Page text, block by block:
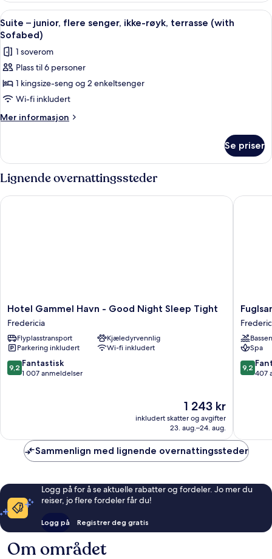
røyk
business,
1
dobbeltseng,
røyk
Åpne
alle
bildene
av
Suite
–
junior,
flere
røyk,
terrasse
(with
Sofabed)
Suite – junior, flere senger, ikke-
8
Suite – junior, flere senger, ikke-røyk, terrasse (with
Sofabed)
1 soverom
Plass til 6 personer
1 kingsize-seng og 2 enkeltsenger
Wi-fi inkludert
Mer informasjon
Mer
–
flere
ikke-
Se priser
Lignende overnattingssteder
Hotel
Gammel
Havn
-
Good
Night
Sleep
Hotel Gammel Havn - Good Night Sleep Tight
Fredericia
Flyplasstransport
Kjæledyrvennlig
Parkering inkludert
Wi-fi inkludert
9.2
av
9,2 Fantastisk
1 007 anmeldelser
Prisen
er
1 243 kr
1 243 kr
inkludert skatter og avgifter
23. aug.–24. aug.
Hotel Gammel Havn - Good Night Sleep Tight
Spa
9.2
av
9,2
407
Sammenlign med lignende overnattingssteder
Logg på for å se aktuelle rabatter og fordeler. Jo mer du
reiser, jo flere fordeler får du!
Logg på Registrer deg gratis
Om området